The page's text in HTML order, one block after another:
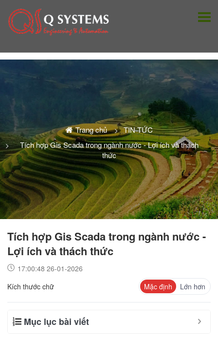
Trang chủ
TIN TỨC
Tích hợp Gis Scada trong ngành nước - Lợi ích và thách
thức
Tích hợp Gis Scada trong ngành nước -
Lợi ích và thách thức
17:00:48 26-01-2026
Kích thước chữ
Mặc định Lớn hơn
Mục lục bài viết